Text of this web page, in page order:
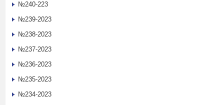
№240-223
№239-2023
№238-2023
№237-2023
№236-2023
№235-2023
№234-2023